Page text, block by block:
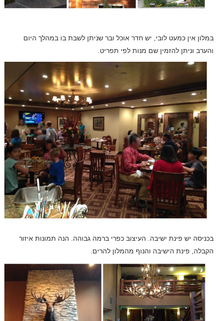
במלון אין כמעט לובי, יש חדר אוכל ובר שניתן לשבת בו במהלך היום
והערב וניתן להזמין שם מנות לפי תפריט.
בכניסה יש פינת ישיבה. העיצוב כפרי ברמה גבוהה. הנה תמונות איזור
הקבלה, פינת הישיבה והנוף מהמלון להרים.